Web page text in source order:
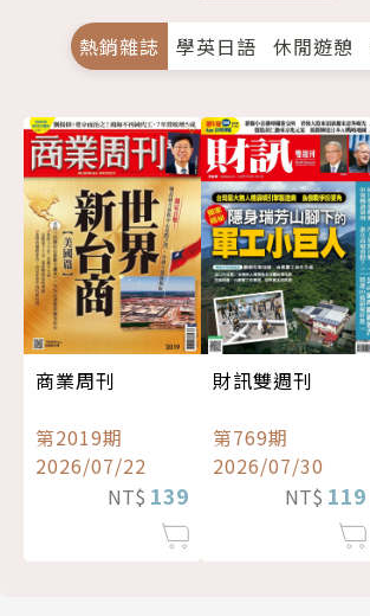
熱銷雜誌 學英日語 休閒遊憩
商業周刊
第2019期
2026/07/22
NT$ 139
財訊雙週刊
第769期
2026/07/30
NT$ 119